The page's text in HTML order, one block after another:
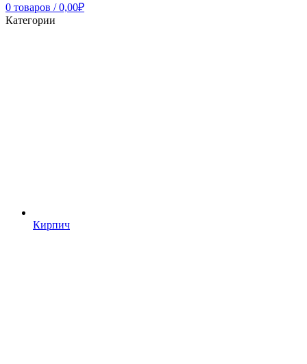
0 товаров / 0,00₽
Категории
Кирпич